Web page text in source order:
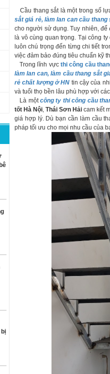
Cầu thang sắt là một trong số
sắt giá rẻ, làm lan can cầu thang
cho người sử dụng. Tuy nhiên, để
là vô cùng quan trọng. Tại công
luôn chú trọng đến từng chi tiết
việc đảm bảo đúng tiêu chuẩn kỹ
Trong lĩnh vực thi công cầu
làm lan can, làm cầu thang sắt
rẻ chất lượng ở HN tin cậy của
và tuổi thọ bền lâu phù hợp với
Là mộtcông ty thi công cầu
tốt Hà Nội,Thái Sơn Hải cam kết
giá hợp lý. Dù bạn cần làm cầu
pháp tối ưu cho mọi nhu cầu của